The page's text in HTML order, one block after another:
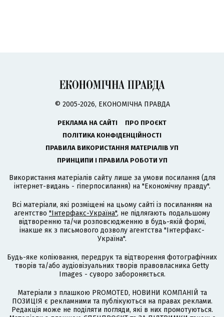
© 2005-2026, ЕКОНОМІЧНА ПРАВДА
РЕКЛАМА НА САЙТІ
ПРО ПРОЄКТ
ПОЛІТИКА КОНФІДЕНЦІЙНОСТІ
ПРАВИЛА ВИКОРИСТАННЯ МАТЕРІАЛІВ УП
ПРИНЦИПИ І ПРАВИЛА РОБОТИ УП
Використання матеріалів сайту лише за умови посилання (для
інтернет-видань - гіперпосилання) на "Економічну правду".
Всі матеріали, які розміщені на цьому сайті із посиланням на
агентство "Інтерфакс-Україна", не підлягають подальшому
відтворенню та/чи розповсюдженню в будь-якій формі,
інакше як з письмового дозволу агентства "Інтерфакс-
Україна".
Будь-яке копіювання, передрук та відтворення фотографічних
творів та/або аудіовізуальних творів правовласника Getty
Images - суворо забороняється.
Матеріали з плашкою PROMOTED, НОВИНИ КОМПАНІЙ та
ПОЗИЦІЯ є рекламними та публікуються на правах реклами.
Редакція може не поділяти погляди, які в них промотуються.